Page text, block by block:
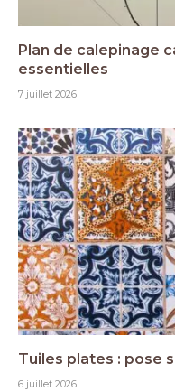
Plan de calepinage
essentielles
7 juillet 2026
Tuiles plates : pose
6 juillet 2026